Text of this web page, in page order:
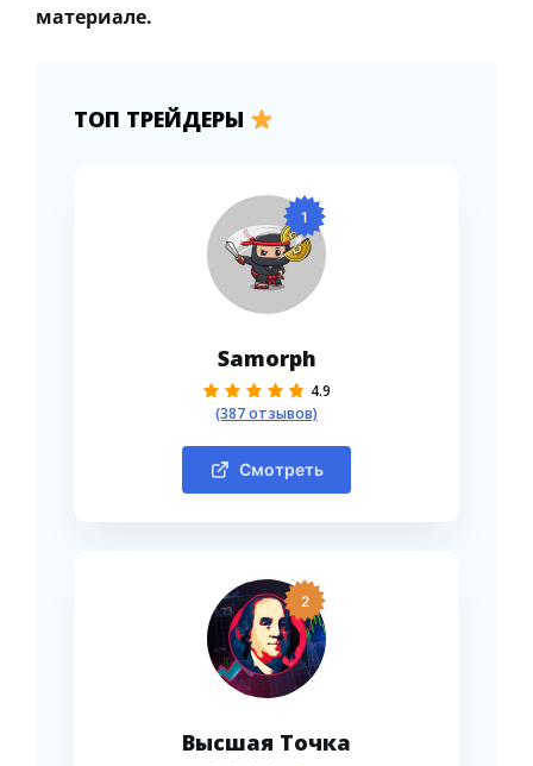
материале.
ТОП ТРЕЙДЕРЫ
1
Samorph
4.9
(387 отзывов)
Смотреть
2
Высшая Точка